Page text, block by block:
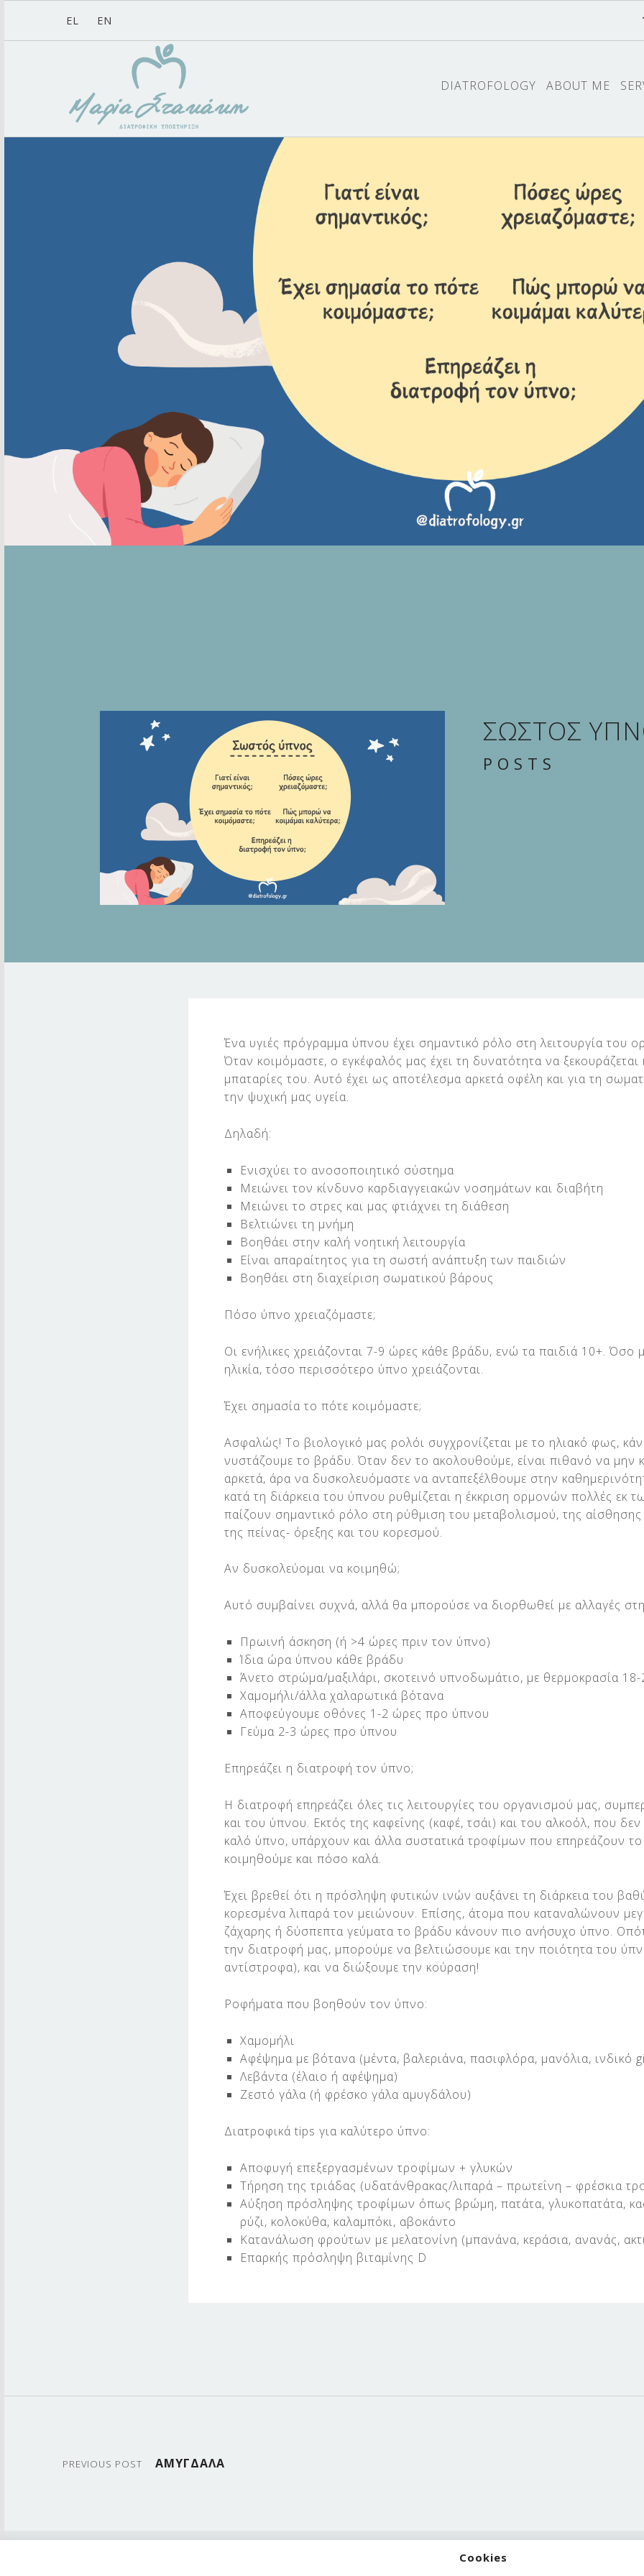
DIATROFOLOGY ABOUT ME
EL EN
ΣΩΣΤΟΣ
POSTS
Ένα υγιές πρόγραμμα ύπνου έχει σημαντικό ρόλο στη λειτουργία του
Όταν κοιμόμαστε, ο εγκέφαλός μας έχει τη δυνατότητα να ξεκουράζεται
μπαταρίες του. Αυτό έχει ως αποτέλεσμα αρκετά οφέλη και για τη
την ψυχική μας υγεία.
Δηλαδή:
Ενισχύει το ανοσοποιητικό σύστημα
Μειώνει τον κίνδυνο καρδιαγγειακών νοσημάτων και διαβήτη
Μειώνει το στρες και μας φτιάχνει τη διάθεση
Βελτιώνει τη μνήμη
Βοηθάει στην καλή νοητική λειτουργία
Είναι απαραίτητος για τη σωστή ανάπτυξη των παιδιών
Βοηθάει στη διαχείριση σωματικού βάρους
Πόσο ύπνο χρειαζόμαστε;
Οι ενήλικες χρειάζονται 7-9 ώρες κάθε βράδυ, ενώ τα παιδιά 10+. Όσο
ηλικία, τόσο περισσότερο ύπνο χρειάζονται.
Έχει σημασία το πότε κοιμόμαστε;
Ασφαλώς! Το βιολογικό μας ρολόι συγχρονίζεται με το ηλιακό φως,
νυστάζουμε το βράδυ. Όταν δεν το ακολουθούμε, είναι πιθανό να μην
αρκετά, άρα να δυσκολευόμαστε να ανταπεξέλθουμε στην
κατά τη διάρκεια του ύπνου ρυθμίζεται η έκκριση ορμονών πολλές εκ
παίζουν σημαντικό ρόλο στη ρύθμιση του μεταβολισμού, της
της πείνας- όρεξης και του κορεσμού.
Αν δυσκολεύομαι να κοιμηθώ;
Αυτό συμβαίνει συχνά, αλλά θα μπορούσε να διορθωθεί με αλλαγές
Πρωινή άσκηση (ή >4 ώρες πριν τον ύπνο)
Ίδια ώρα ύπνου κάθε βράδυ
Άνετο στρώμα/μαξιλάρι, σκοτεινό υπνοδωμάτιο, με θερμοκρασία 18-
Χαμομήλι/άλλα χαλαρωτικά βότανα
Αποφεύγουμε οθόνες 1-2 ώρες προ ύπνου
Γεύμα 2-3 ώρες προ ύπνου
Επηρεάζει η διατροφή τον ύπνο;
Η διατροφή επηρεάζει όλες τις λειτουργίες του οργανισμού μας,
και του ύπνου. Εκτός της καφεΐνης (καφέ, τσάι) και του αλκοόλ, που
καλό ύπνο, υπάρχουν και άλλα συστατικά τροφίμων που επηρεάζουν
κοιμηθούμε και πόσο καλά.
Έχει βρεθεί ότι η πρόσληψη φυτικών ινών αυξάνει τη διάρκεια του
κορεσμένα λιπαρά τον μειώνουν. Επίσης, άτομα που καταναλώνουν
ζάχαρης ή δύσπεπτα γεύματα το βράδυ κάνουν πιο ανήσυχο ύπνο.
την διατροφή μας, μπορούμε να βελτιώσουμε και την ποιότητα του
αντίστροφα), και να διώξουμε την κούραση!
Ροφήματα που βοηθούν τον ύπνο:
Χαμομήλι
Αφέψημα με βότανα (μέντα, βαλεριάνα, πασιφλόρα, μανόλια, ινδικό
Λεβάντα (έλαιο ή αφέψημα)
Ζεστό γάλα (ή φρέσκο γάλα αμυγδάλου)
Διατροφικά tips για καλύτερο ύπνο:
Αποφυγή επεξεργασμένων τροφίμων + γλυκών
Τήρηση της τριάδας (υδατάνθρακας/λιπαρά – πρωτεΐνη – φρέσκια
Αύξηση πρόσληψης τροφίμων όπως βρώμη, πατάτα, γλυκοπατάτα,
ρύζι, κολοκύθα, καλαμπόκι, αβοκάντο
Κατανάλωση φρούτων με μελατονίνη (μπανάνα, κεράσια, ανανάς,
Επαρκής πρόσληψη βιταμίνης D
Post navigation
PREVIOUS POST ΑΜΥΓΔΑΛΑ
Cookies